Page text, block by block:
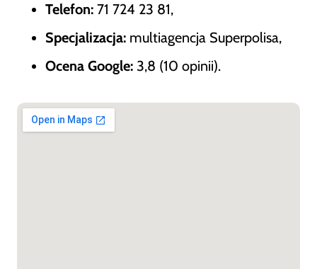
Telefon: 71 724 23 81,
Specjalizacja: multiagencja Superpolisa,
Ocena Google: 3,8 (10 opinii).